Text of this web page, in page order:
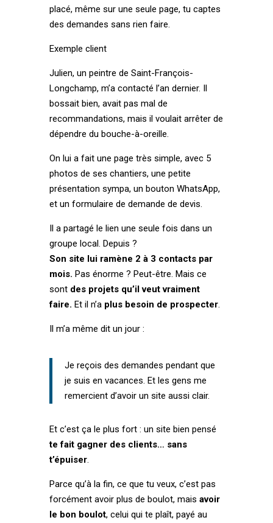
placé, même sur une seule page, tu captes
des demandes sans rien faire.
Exemple client
Julien, un peintre de Saint-François-
Longchamp, m’a contacté l’an dernier. Il
bossait bien, avait pas mal de
recommandations, mais il voulait arrêter de
dépendre du bouche-à-oreille.
On lui a fait une page très simple, avec 5
photos de ses chantiers, une petite
présentation sympa, un bouton WhatsApp,
et un formulaire de demande de devis.
Il a partagé le lien une seule fois dans un
groupe local. Depuis ?
Son site lui ramène 2 à 3 contacts par
mois. Pas énorme ? Peut-être. Mais ce
sont des projets qu’il veut vraiment
faire. Et il n’a plus besoin de prospecter.
Il m’a même dit un jour :
Je reçois des demandes pendant que
je suis en vacances. Et les gens me
remercient d’avoir un site aussi clair.
Et c’est ça le plus fort : un site bien pensé
te fait gagner des clients… sans
t’épuiser.
Parce qu’à la fin, ce que tu veux, c’est pas
forcément avoir plus de boulot, mais avoir
le bon boulot, celui qui te plaît, payé au